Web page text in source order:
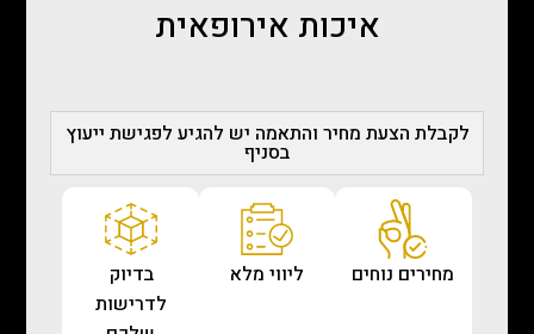
איכות אירופאית
לקבלת הצעת מחיר והתאמה יש להגיע לפגישת ייעוץ
בסניף
מחירים נוחים ליווי מלא
בדיוק
לדרישות